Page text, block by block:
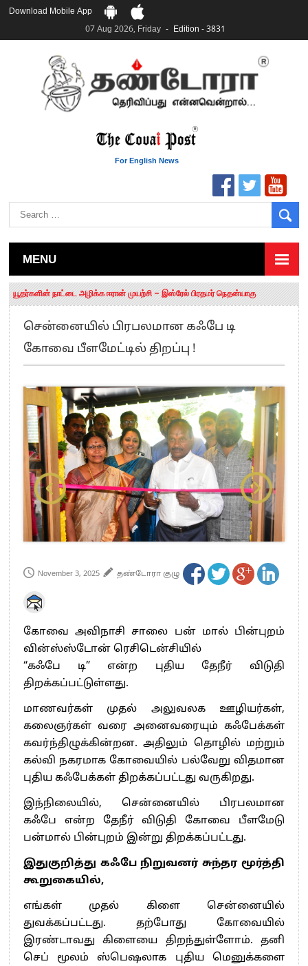
Download Mobile App
07 Aug 2026, Friday
Edition - 3831
For English News
MENU
தமிழக சட்டப்பேரவையில் காலியிடங்கள் 6 ஆக உயர்வு
யூதர்களின் நாட்டை அழிக்க ஈரான் முயற்சி – இஸ்ரேல் பிரதமர் நெதன்யாகு
“மக்களால் நிராகரிக்கப்பட்டவர் ஸ்டாலின்!” – செங்கோட்டையன்
எங்களை நீக்குவதற்கு இபிஎஸ்க்கு அதிகாரம் இல்லை.. – சி. வி.சண்முகம்
”நீட் தேர்வை முழுமையாக ரத்து செய்ய வேண்டும்”- முதல்வர் விஜய்
தலைவர் அன்புமணி ராமதாஸ்
பிரவீன் சக்ரவர்த்தியின் கருத்து காங்கிரஸ் தலைமையின் கருத்து கிடையாது – கார்த்தி
சிதம்பரம்
“ஜெயலலிதா அவர்களே என் ரோல் மாடல்” -பிரேமலதா விஜயகாந்த் பேட்டி
ராகுல் காந்தி கைது – தவெக தலைவர் விஜய் கண்டனம்
செத்து சாம்பல் ஆனாலும் தனித்துதான் போட்டி – சீமான்
பாகிஸ்தானின் அணு ஆயுத மிரட்டலுக்கு அஞ்சமாட்டோம் – இந்தியா
மத்திய ஆசிரியர் தகுதித் தேர்வு: பட்டதாரிகள் அக்.16 வரை விண்ணப்பிக்கலாம்
தமிழக சட்டப்பேரவையில் காலியிடங்கள் 6 ஆக உயர்வு
சென்னையில் பிரபலமான கஃபே டி
கோவை பீளமேட்டில் திறப்பு !
November 3, 2025 தண்டோரா குழு
கோவை அவிநாசி சாலை பன் மால் பின்புறம்
வின்ஸ்ஸ்டோன் ரெசிடென்சியில்
“கஃபே டி” என்ற புதிய தேநீர் விடுதி
திறக்கப்பட்டுள்ளது.
மாணவர்கள் முதல் அலுவலக ஊழியர்கள்,
கலைஞர்கள் வரை அனைவரையும் கஃபேக்கள்
கவர்ந்திழுக்கின்றன. அதிலும் தொழில் மற்றும்
கல்வி நகரமாக கோவையில் பல்வேறு விதமான
புதிய கஃபேக்கள் திறக்கப்பட்டது வருகிறது.
இந்நிலையில், சென்னையில் பிரபலமான
கஃபே என்ற தேநீர் விடுதி கோவை பீளமேடு
பன்மால் பின்புறம் இன்று திறக்கப்பட்டது.
இதுகுறித்து கஃபே நிறுவனர் சுந்தர மூர்த்தி
கூறுகையில்,
எங்கள் முதல் கிளை சென்னையில்
துவக்கப்பட்டது. தற்போது கோவையில்
இரண்டாவது கிளையை திறந்துள்ளோம். தனி
செப் மூலம் ஸ்பெஷலாக புதிய மெனுக்களை